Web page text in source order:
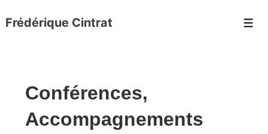
Frédérique Cintrat
Conférences,
Accompagnements